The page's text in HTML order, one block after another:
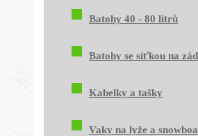
Batohy 40 - 80 litrů
Batohy se síťkou na
Kabelky a tašky
Vaky na lyže a